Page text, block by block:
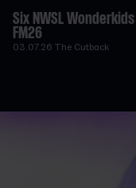
Six NWSL
FM26
03.07.26 The Cutback